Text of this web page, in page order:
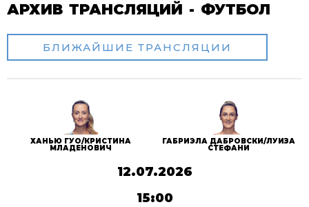
АРХИВ ТРАНСЛЯЦИЙ - ФУТБОЛ
БЛИЖАЙШИЕ ТРАНСЛЯЦИИ
ХАНЬЮ ГУО/КРИСТИНА
МЛАДЕНОВИЧ
ГАБРИЭЛА ДАБРОВСКИ/ЛУИЗА
СТЕФАНИ
12.07.2026
15:00